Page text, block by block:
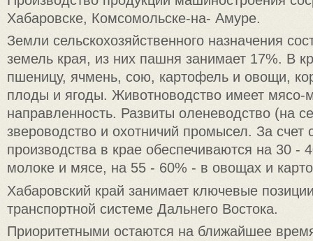
Хабаровске, Комсомольске-на- Амуре.
Земли сельскохозяйственного назначения
земель края, из них пашня занимает 17%. В
пшеницу, ячмень, сою, картофель и овощи,
плоды и ягоды. Животноводство имеет мясо-
направленность. Развиты оленеводство (на
звероводство и охотничий промысел. За счет
производства в крае обеспечиваются на 30 -
молоке и мясе, на 55 - 60% - в овощах и
Хабаровский край занимает ключевые
транспортной системе Дальнего Востока.
Приоритетными остаются на ближайшее